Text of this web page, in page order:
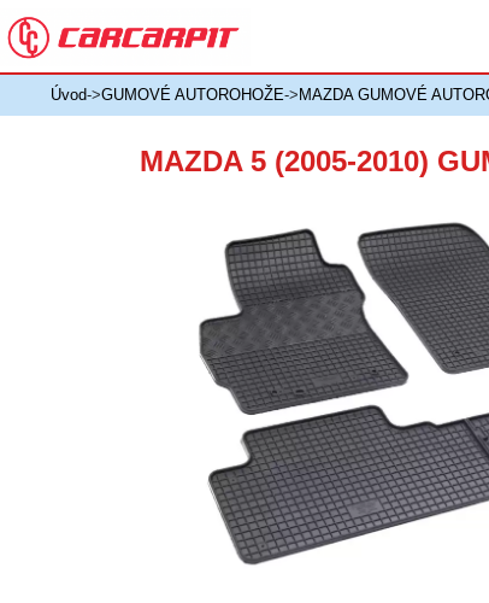
Úvod->GUMOVÉ AUTOROHOŽE-> MAZDA GUMOVÉ
MAZDA 5 (2005-2010)